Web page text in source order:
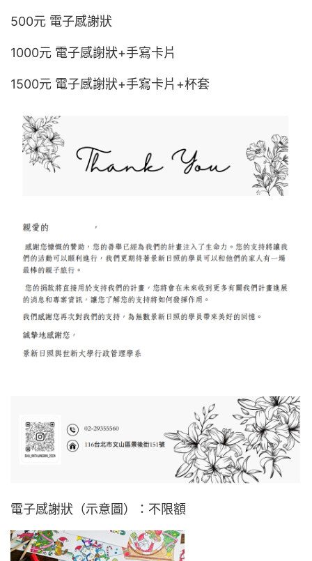
500元 電子感謝狀
1000元 電子感謝狀+手寫卡片
1500元 電子感謝狀+手寫卡片+杯套
電子感謝狀（示意圖）：不限額